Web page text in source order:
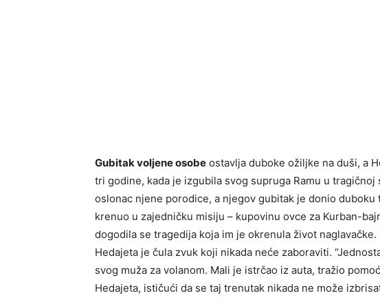
Gubitak voljene osobe ostavlja duboke ožiljke na duši, a
tri godine, kada je izgubila svog supruga Ramu u
oslonac njene porodice, a njegov gubitak je donio duboku
krenuo u zajedničku misiju – kupovinu ovce za Kurban-
dogodila se tragedija koja im je okrenula život
Hedajeta je čula zvuk koji nikada neće zaboraviti.
svog muža za volanom. Mali je istrčao iz auta, tražio
Hedajeta, ističući da se taj trenutak nikada ne može